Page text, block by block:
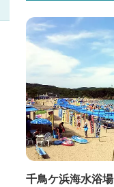
千鳥ケ浜海水浴場